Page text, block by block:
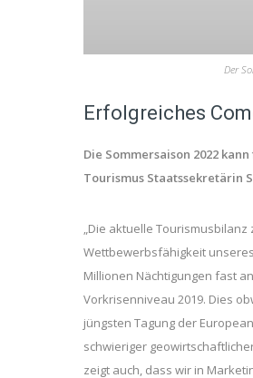
Der
Erfolgreiches
Die Sommersaison 2022
Tourismus Staatssekretärin
„Die aktuelle
Wettbewerbsfähigkeit
Millionen Nächtigungen fast
Vorkrisenniveau 2019. Dies
jüngsten Tagung der
schwieriger
zeigt auch, dass wir in